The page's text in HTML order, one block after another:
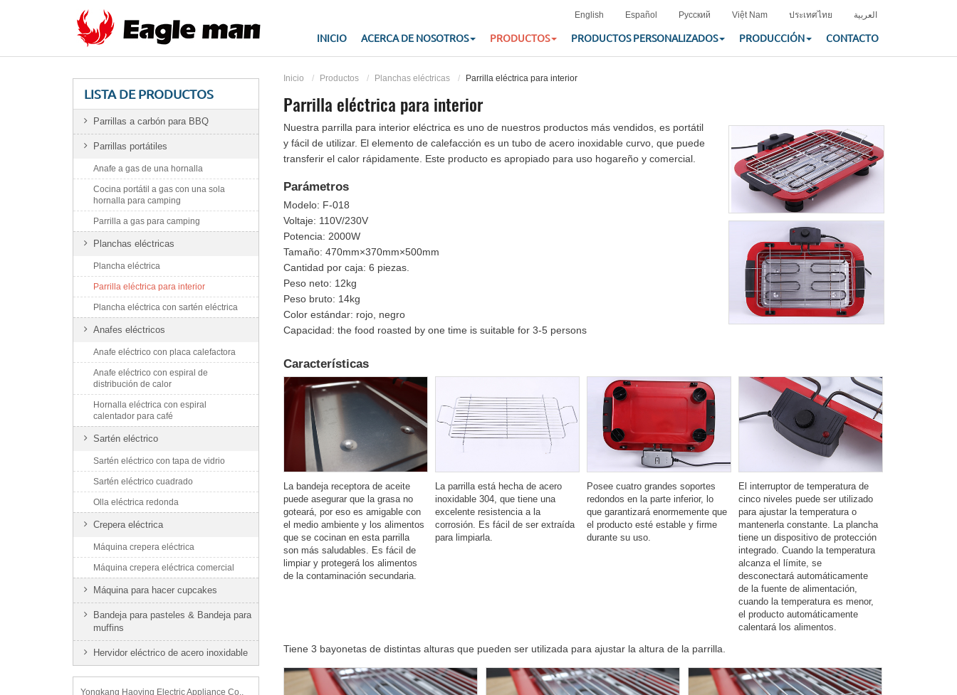
English Español Русский Việt Nam ประเทศไทย العربية
INICIO ACERCA DE NOSOTROS PRODUCTOS PRODUCTOS PERSONALIZADOS PRODUCCIÓN CONTACTO
Inicio Productos Planchas eléctricas Parrilla eléctrica para interior
Parrilla eléctrica para interior
Nuestra parrilla para interior eléctrica es uno de nuestros productos más vendidos, es portátil
y fácil de utilizar. El elemento de calefacción es un tubo de acero inoxidable curvo, que puede
transferir el calor rápidamente. Este producto es apropiado para uso hogareño y comercial.
Parámetros
Modelo: F-018
Voltaje: 110V/230V
Potencia: 2000W
Tamaño: 470mm×370mm×500mm
Cantidad por caja: 6 piezas.
Peso neto: 12kg
Peso bruto: 14kg
Color estándar: rojo, negro
Capacidad: the food roasted by one time is suitable for 3-5 persons
Características
La bandeja receptora de aceite
puede asegurar que la grasa no
goteará, por eso es amigable con
el medio ambiente y los alimentos
que se cocinan en esta parrilla
son más saludables. Es fácil de
limpiar y protegerá los alimentos
de la contaminación secundaria.
La parrilla está hecha de acero
inoxidable 304, que tiene una
excelente resistencia a la
corrosión. Es fácil de ser extraída
para limpiarla.
Posee cuatro grandes soportes
redondos en la parte inferior, lo
que garantizará enormemente que
el producto esté estable y firme
durante su uso.
El interruptor de temperatura de
cinco niveles puede ser utilizado
para ajustar la temperatura o
mantenerla constante. La plancha
tiene un dispositivo de protección
integrado. Cuando la temperatura
alcanza el límite, se
desconectará automáticamente
de la fuente de alimentación,
cuando la temperatura es menor,
el producto automáticamente
calentará los alimentos.
Tiene 3 bayonetas de distintas alturas que pueden ser utilizada para ajustar la altura de la parrilla.
LISTA DE PRODUCTOS
Parrillas a carbón para BBQ
Parrillas portátiles
Anafe a gas de una hornalla
Cocina portátil a gas con una sola
hornalla para camping
Parrilla a gas para camping
Planchas eléctricas
Plancha eléctrica
Parrilla eléctrica para interior
Plancha eléctrica con sartén eléctrica
Anafes eléctricos
Anafe eléctrico con placa calefactora
Anafe eléctrico con espiral de
distribución de calor
Hornalla eléctrica con espiral
calentador para café
Sartén eléctrico
Sartén eléctrico con tapa de vidrio
Sartén eléctrico cuadrado
Olla eléctrica redonda
Crepera eléctrica
Máquina crepera eléctrica
Máquina crepera eléctrica comercial
Máquina para hacer cupcakes
Bandeja para pasteles & Bandeja para
muffins
Hervidor eléctrico de acero inoxidable
Yongkang Haoying Electric Appliance Co.,